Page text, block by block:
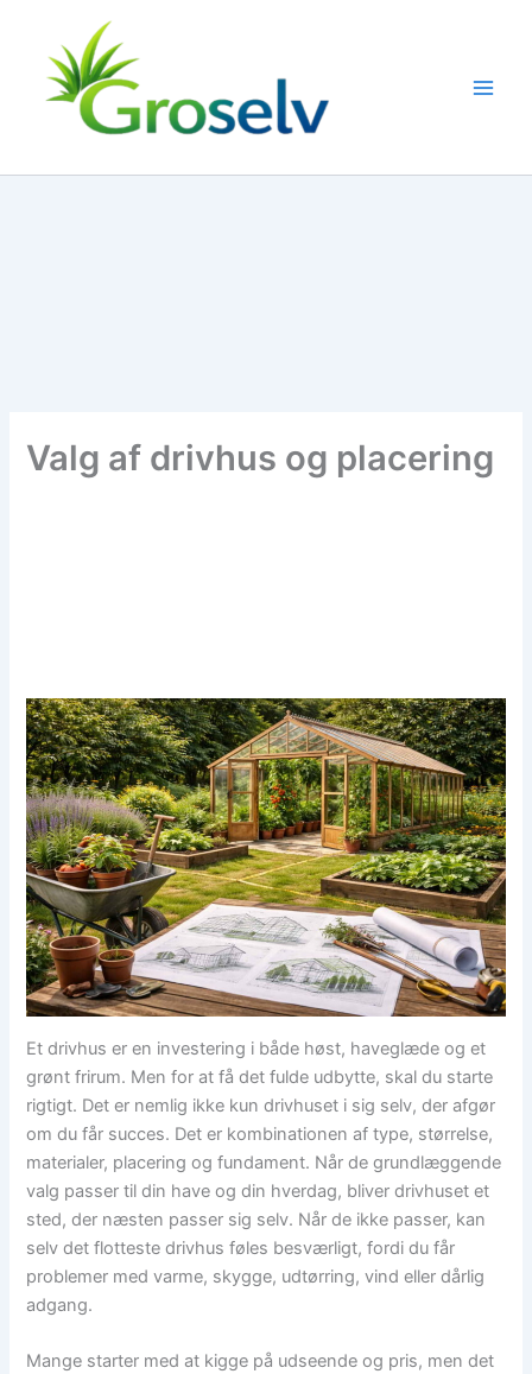
indholdet
Valg af drivhus og placering
Et drivhus er en investering i både høst, haveglæde og et
grønt frirum. Men for at få det fulde udbytte, skal du starte
rigtigt. Det er nemlig ikke kun drivhuset i sig selv, der afgør
om du får succes. Det er kombinationen af type, størrelse,
materialer, placering og fundament. Når de grundlæggende
valg passer til din have og din hverdag, bliver drivhuset et
sted, der næsten passer sig selv. Når de ikke passer, kan
selv det flotteste drivhus føles besværligt, fordi du får
problemer med varme, skygge, udtørring, vind eller dårlig
adgang.
Mange starter med at kigge på udseende og pris, men det